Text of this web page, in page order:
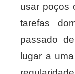
usar poços
tarefas
passado
lugar a